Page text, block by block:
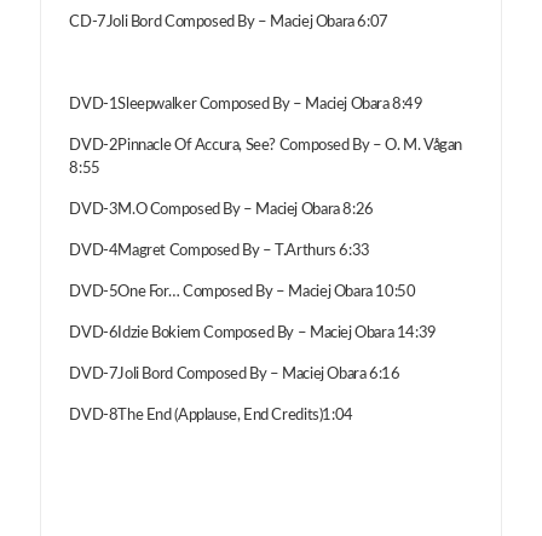
CD-7Joli Bord Composed By – Maciej Obara 6:07
DVD-1Sleepwalker Composed By – Maciej Obara 8:49
DVD-2Pinnacle Of Accura, See? Composed By – O. M. Vågan
8:55
DVD-3M.O Composed By – Maciej Obara 8:26
DVD-4Magret Composed By – T.Arthurs 6:33
DVD-5One For… Composed By – Maciej Obara 10:50
DVD-6Idzie Bokiem Composed By – Maciej Obara 14:39
DVD-7Joli Bord Composed By – Maciej Obara 6:16
DVD-8The End (Applause, End Credits)1:04